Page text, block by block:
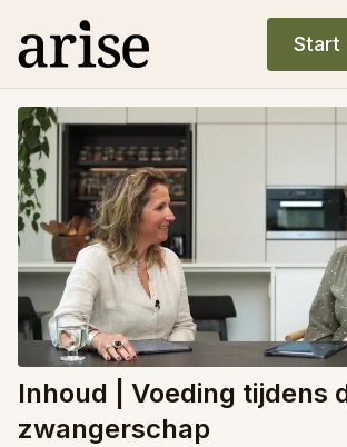
Start
Inhoud | Voeding tijdens
zwangerschap